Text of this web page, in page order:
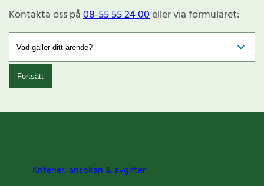
Kontakta oss på08-55 55 24 00eller via formuläret:
Fortsätt
Kriterier, ansökan & avgifter